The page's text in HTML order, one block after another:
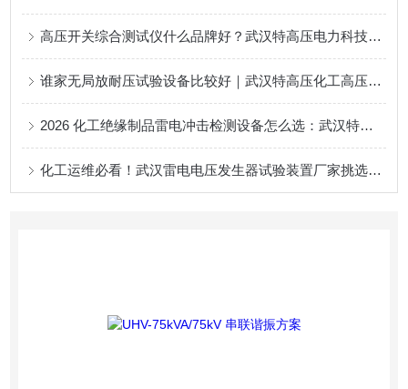
高压开关综合测试仪什么品牌好？武汉特高压电力科技获用户广泛认可
谁家无局放耐压试验设备比较好｜武汉特高压化工高压检测方案
2026 化工绝缘制品雷电冲击检测设备怎么选：武汉特高压工况适配优势解析
化工运维必看！武汉雷电电压发生器试验装置厂家挑选干货